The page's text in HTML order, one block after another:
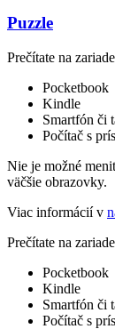
Puzzle
Prečítate na
Pocketbook
Kindle
Smartfón či
Počítač s
Nie je možné
väčšie obrazovky.
Viac informácií v
Prečítate na
Pocketbook
Kindle
Smartfón či
Počítač s